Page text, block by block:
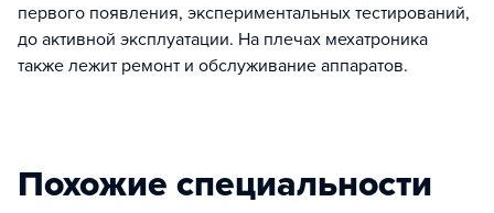
первого появления, экспериментальных тестирований,
до активной эксплуатации. На плечах мехатроника
также лежит ремонт и обслуживание аппаратов.
Похожие специальности